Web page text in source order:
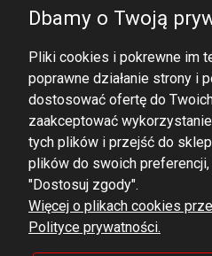
DOMINATOR GROUP Sp. z o.o.
Ludowa 59, 43-514 Kaniów,
POLAND
VAT ID No.: 6521751083
Dbamy o Twoją
Pliki cookies i pokrewne im
poprawne działanie strony i
dostosować ofertę do
zaakceptować
tych plików i przejść do
plików do swoich
"Dostosuj zgody".
Więcej o plikach cookies
Polityce prywatności.